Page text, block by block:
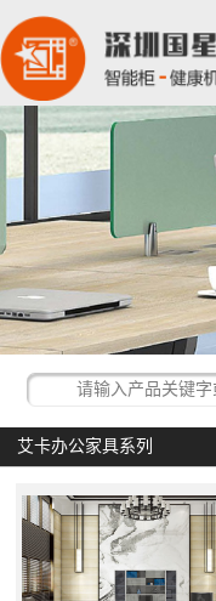
艾卡办公家具系列